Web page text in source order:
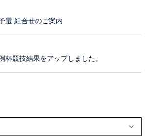
選 組合せのご案内
杯競技結果をアップしました。